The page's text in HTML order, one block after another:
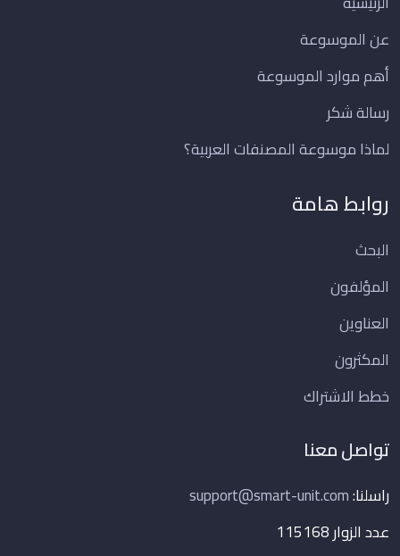
عن الموسوعة
أهم موارد الموسوعة
رسالة شكر
لماذا موسوعة المصنفات العربية؟
روابط هامة
البحث
المؤلفون
العناوين
المكثرون
خطط الاشتراك
تواصل معنا
راسلنا:support@smart-unit.com
عدد الزوار 115168